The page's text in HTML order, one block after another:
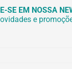
SE EM NOSSA
e